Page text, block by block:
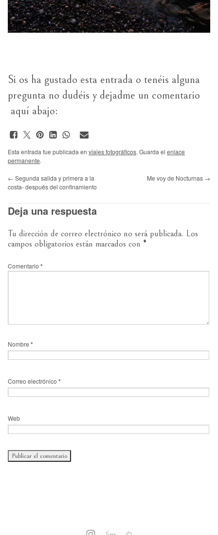
Si os ha gustado esta entrada o tenéis alguna
pregunta no dudéis y dejadme un comentario
aquí abajo:
Esta entrada fue publicada en viajes fotográficos. Guarda el enlace
permanente.
← Segunda salida y primera a la
costa- después del confinamiento
Me voy de Nocturnas →
Deja una respuesta
Tu dirección de correo electrónico no será publicada. Los
campos obligatorios están marcados con *
Comentario *
Nombre *
Correo electrónico *
Web